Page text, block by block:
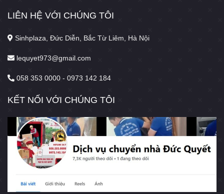
LIÊN HỆ VỚI CHÚNG TÔI
Sinhplaza, Đức Diễn, Bắc Từ Liêm, Hà Nội
lequyet973@gmail.com
058 353 0000 - 0973 142 184
KẾT NỐI VỚI CHÚNG TÔI